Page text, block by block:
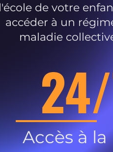
l'école de votre
accéder à un
maladie
Accès à la